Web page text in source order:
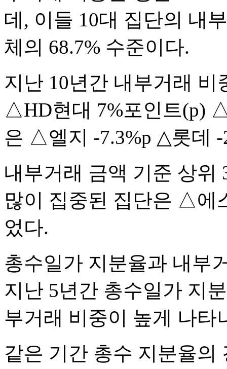
데, 이들 10대 집단의 내
체의 68.7% 수준이다.
지난 10년간 내부거래
△HD현대 7%포인트(p)
은 △엘지 -7.3%p △롯데 -
내부거래 금액 기준 상위
많이 집중된 집단은 △
었다.
총수일가 지분율과 내부
지난 5년간 총수일가 지
부거래 비중이 높게 나타
같은 기간 총수 지분율의